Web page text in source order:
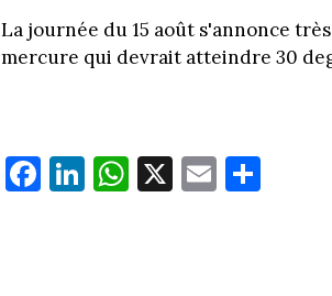
La journée du 15 août s'annonce
mercure qui devrait atteindre 30
Fa
ce
Li
nk
W
ha
X E
m